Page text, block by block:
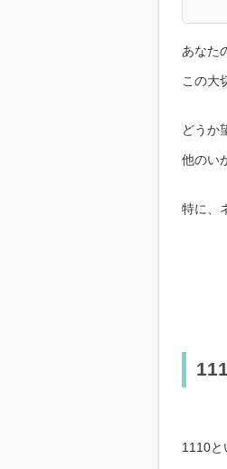
あなた
この大
どうか
他のい
特に、
1110と